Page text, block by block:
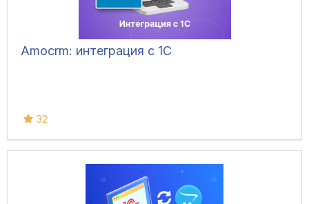
Amocrm: интеграция с 1С
32